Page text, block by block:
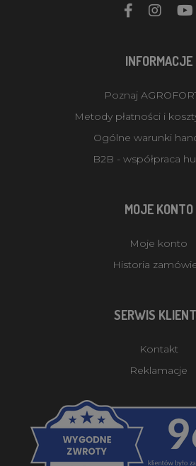
INFORMACJE
Poznaj
Metody płatności i
Ogólne warunki
B2B - współpraca
MOJE KONTO
Moje konto
Historia
SERWIS
Kontakt
Reklamacje